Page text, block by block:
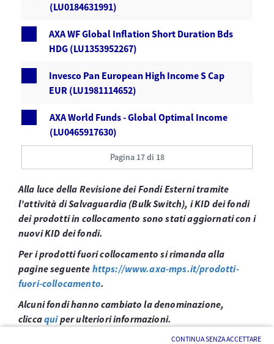
CONTINUA SENZA ACCETTARE
(LU0184631991)
AXA WF Global Inflation Short Duration Bds
HDG (LU1353952267)
Invesco Pan European High Income S Cap
EUR (LU1981114652)
AXA World Funds - Global Optimal Income
(LU0465917630)
Pagina 17 di 18
Alla luce della Revisione dei Fondi Esterni tramite
l’attività di Salvaguardia (Bulk Switch), i KID dei fondi
dei prodotti in collocamento sono stati aggiornati con i
nuovi KID dei fondi.
Per i prodotti fuori collocamento si rimanda alla
pagine seguente https://www.axa-mps.it/prodotti-
fuori-collocamento.
Alcuni fondi hanno cambiato la denominazione,
cliccaquiper ulteriori informazioni.